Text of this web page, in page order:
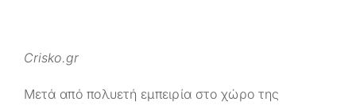
Crisko.gr
Μετά από πολυετή εμπειρία στο χώρο της